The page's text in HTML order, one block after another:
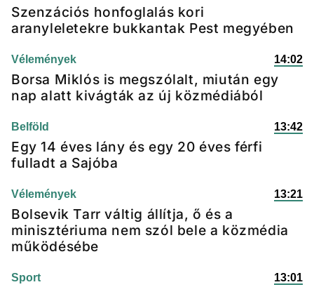
Szenzációs honfoglalás kori
aranyleletekre bukkantak Pest megyében
Vélemények 14:02
Borsa Miklós is megszólalt, miután egy
nap alatt kivágták az új közmédiából
Belföld 13:42
Egy 14 éves lány és egy 20 éves férfi
fulladt a Sajóba
Vélemények 13:21
Bolsevik Tarr váltig állítja, ő és a
minisztériuma nem szól bele a közmédia
működésébe
Sport 13:01